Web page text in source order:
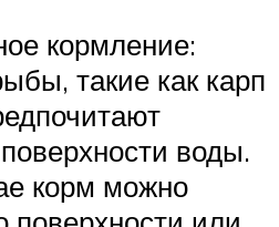
кормление:
такие как карп
воды.
корм можно